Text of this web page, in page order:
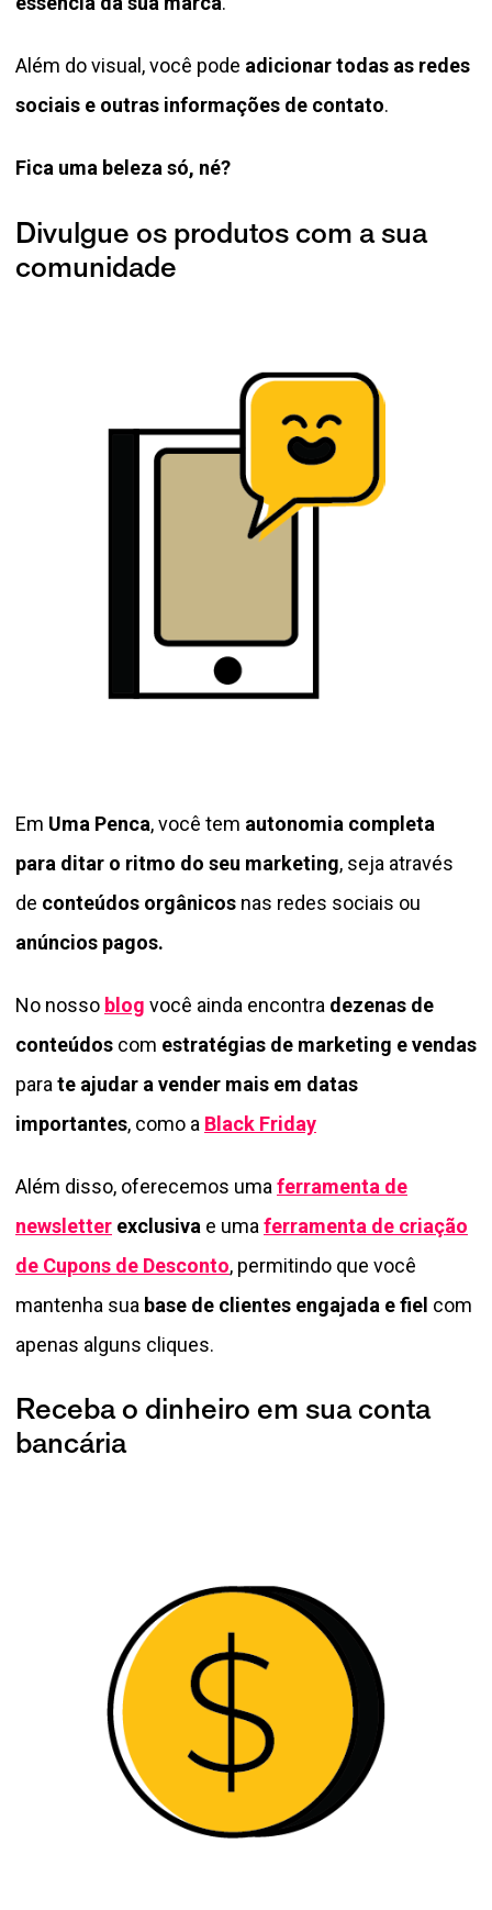
Além do visual, você pode adicionar todas as redes
sociais e outras informações de contato.
Fica uma beleza só, né?
Divulgue os produtos com a sua
comunidade
Em Uma Penca, você tem autonomia completa
para ditar o ritmo do seu marketing, seja através
de conteúdos orgânicos nas redes sociais ou
anúncios pagos.
No nosso blog você ainda encontra dezenas de
conteúdos com estratégias de marketing e vendas
para te ajudar a vender mais em datas
importantes, como a Black Friday
Além disso, oferecemos uma ferramenta de
newsletter exclusiva e uma ferramenta de criação
de Cupons de Desconto, permitindo que você
mantenha sua base de clientes engajada e fiel com
apenas alguns cliques.
Receba o dinheiro em sua conta
bancária